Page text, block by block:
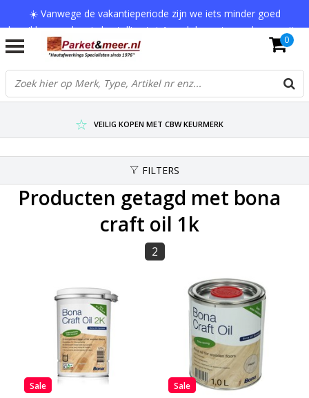
☀️ Vanwege de vakantieperiode zijn we iets minder goed
bereikbaar en kan je bestelling tot 1 werkdag extra onderweg zijn.
Bedankt voor je begrip!
VERZENDKOSTEN € 7,95 (GRATIS VA €75,-)
SCHERPSTE PRIJZEN TOT WEL 75% KORTING !
VEILIG KOPEN MET CBW KEURMERK
0
FILTERS
Producten getagd met bona
craft oil 1k
2
Sale Sale